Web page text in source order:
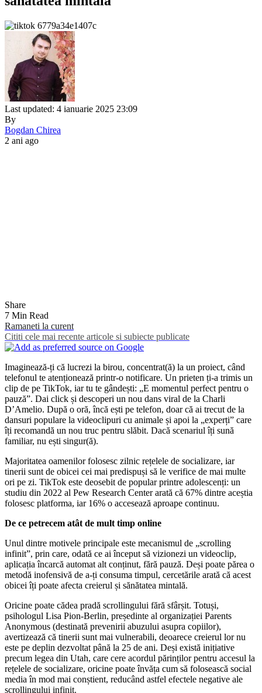
Last updated: 4 ianuarie 2025 23:09
By
Bogdan Chirea
2 ani ago
Share
7 Min Read
Ramaneti la curent
Cititi cele mai recente articole si subiecte publicate
Imaginează-ți că lucrezi la birou, concentrat(ă) la un proiect, când
telefonul te atenționează printr-o notificare. Un prieten ți-a trimis un
clip de pe TikTok, iar tu te gândești: „E momentul perfect pentru o
pauză”. Dai click și descoperi un nou dans viral de la Charli
D’Amelio. După o oră, încă ești pe telefon, doar că ai trecut de la
dansuri populare la videoclipuri cu animale și apoi la „experți” care
îți recomandă un nou truc pentru slăbit. Dacă scenariul îți sună
familiar, nu ești singur(ă).
Majoritatea oamenilor folosesc zilnic rețelele de socializare, iar
tinerii sunt de obicei cei mai predispuși să le verifice de mai multe
ori pe zi. TikTok este deosebit de popular printre adolescenți: un
studiu din 2022 al Pew Research Center arată că 67% dintre aceștia
folosesc platforma, iar 16% o accesează aproape continuu.
De ce petrecem atât de mult timp online
Unul dintre motivele principale este mecanismul de „scrolling
infinit”, prin care, odată ce ai început să vizionezi un videoclip,
aplicația încarcă automat alt conținut, fără pauză. Deși poate părea o
metodă inofensivă de a-ți consuma timpul, cercetările arată că acest
obicei îți poate afecta creierul și sănătatea mintală.
Oricine poate cădea pradă scrollingului fără sfârșit. Totuși,
psihologul Lisa Pion-Berlin, președinte al organizației Parents
Anonymous (destinată prevenirii abuzului asupra copiilor),
avertizează că tinerii sunt mai vulnerabili, deoarece creierul lor nu
este pe deplin dezvoltat până la 25 de ani. Deși există inițiative
precum legea din Utah, care cere acordul părinților pentru accesul la
rețelele de socializare, oricine poate învăța cum să folosească social
media în mod mai conștient, reducând astfel efectele negative ale
scrollingului infinit.